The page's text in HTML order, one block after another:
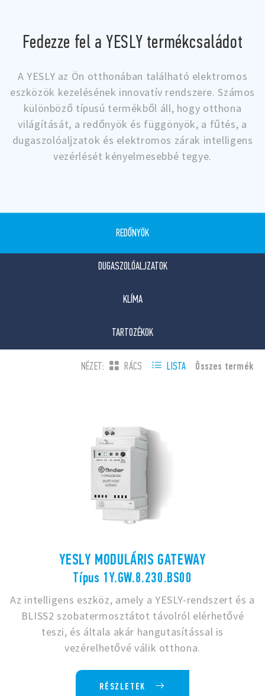
Fedezze fel a YESLY termékcsaládot
A YESLY az Ön otthonában található elektromos
eszközök kezelésének innovatív rendszere. Számos
különböző típusú termékből áll, hogy otthona
világítását, a redőnyök és függönyök, a fűtés, a
dugaszolóaljzatok és elektromos zárak intelligens
vezérlését kényelmesebbé tegye.
REDŐNYÖK
DUGASZOLÓALJZATOK
KLÍMA
TARTOZÉKOK
NÉZET: RÁCS LISTA Összes termék
YESLY MODULÁRIS GATEWAY
Típus 1Y.GW.8.230.BS00
Az intelligens eszköz, amely a YESLY-rendszert és a
BLISS2 szobatermosztátot távolról elérhetővé
teszi, és általa akár hangutasítással is
vezérelhetővé válik otthona.
RÉSZLETEK